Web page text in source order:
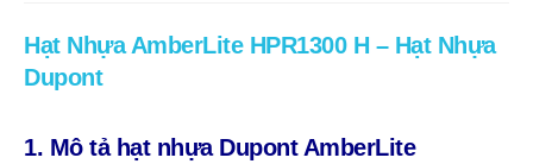
Hạt Nhựa AmberLite HPR1300 H – Hạt Nhựa
Dupont
1. Mô tả hạt nhựa Dupont AmberLite